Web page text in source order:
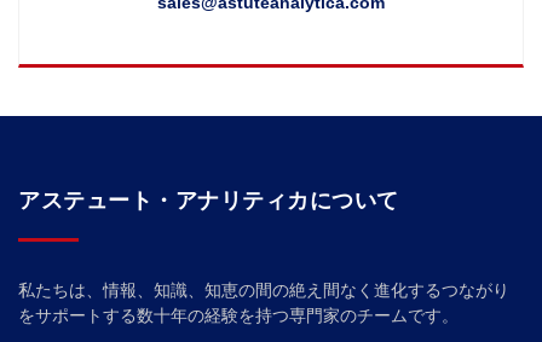
アステュート・アナリティカについて
私たちは、情報、知識、知恵の間の絶え間なく進化するつながり
をサポートする数十年の経験を持つ専門家のチームです。